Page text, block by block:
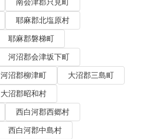
南会津郡只見町
耶麻郡北塩原村
耶麻郡磐梯町
河沼郡会津坂下町
河沼郡柳津町
大沼郡三島町
大沼郡昭和村
西白河郡西郷村
西白河郡中島村